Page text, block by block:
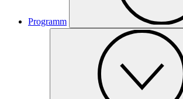
Programm